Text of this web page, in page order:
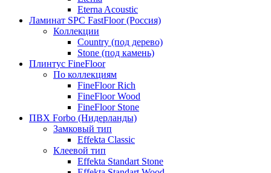
Eterna Acoustic
Ламинат SPC FastFloor (Россия)
Коллекции
Country (под дерево)
Stone (под камень)
Плинтус FineFloor
По коллекциям
FineFloor Rich
FineFloor Wood
FineFloor Stone
ПВХ Forbo (Нидерланды)
Замковый тип
Effekta Classic
Клеевой тип
Effekta Standart Stone